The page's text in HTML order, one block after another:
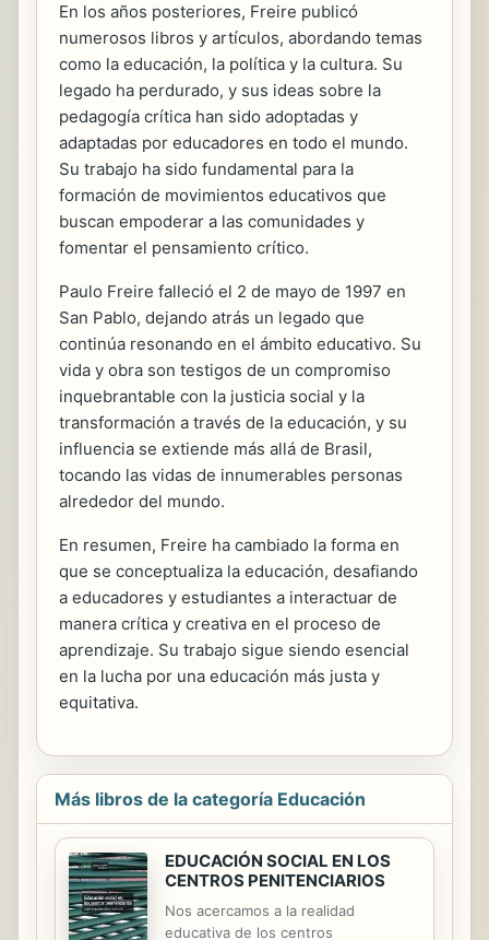
En los años posteriores, Freire publicó
numerosos libros y artículos, abordando temas
como la educación, la política y la cultura. Su
legado ha perdurado, y sus ideas sobre la
pedagogía crítica han sido adoptadas y
adaptadas por educadores en todo el mundo.
Su trabajo ha sido fundamental para la
formación de movimientos educativos que
buscan empoderar a las comunidades y
fomentar el pensamiento crítico.
Paulo Freire falleció el 2 de mayo de 1997 en
San Pablo, dejando atrás un legado que
continúa resonando en el ámbito educativo. Su
vida y obra son testigos de un compromiso
inquebrantable con la justicia social y la
transformación a través de la educación, y su
influencia se extiende más allá de Brasil,
tocando las vidas de innumerables personas
alrededor del mundo.
En resumen, Freire ha cambiado la forma en
que se conceptualiza la educación, desafiando
a educadores y estudiantes a interactuar de
manera crítica y creativa en el proceso de
aprendizaje. Su trabajo sigue siendo esencial
en la lucha por una educación más justa y
equitativa.
Más libros de la categoría Educación
EDUCACIÓN SOCIAL EN LOS
CENTROS PENITENCIARIOS
Nos acercamos a la realidad
educativa de los centros